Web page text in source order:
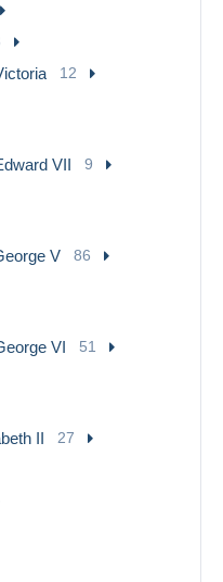
12
VII 9
V 86
VI 51
II 27